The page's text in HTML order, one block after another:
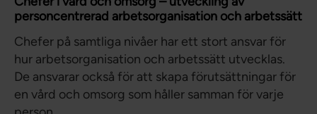
personcentrerad arbetsorganisation och arbetssätt
Chefer på samtliga nivåer har ett stort ansvar för
hur arbetsorganisation och arbetssätt utvecklas.
De ansvarar också för att skapa förutsättningar för
en vård och omsorg som håller samman för varje